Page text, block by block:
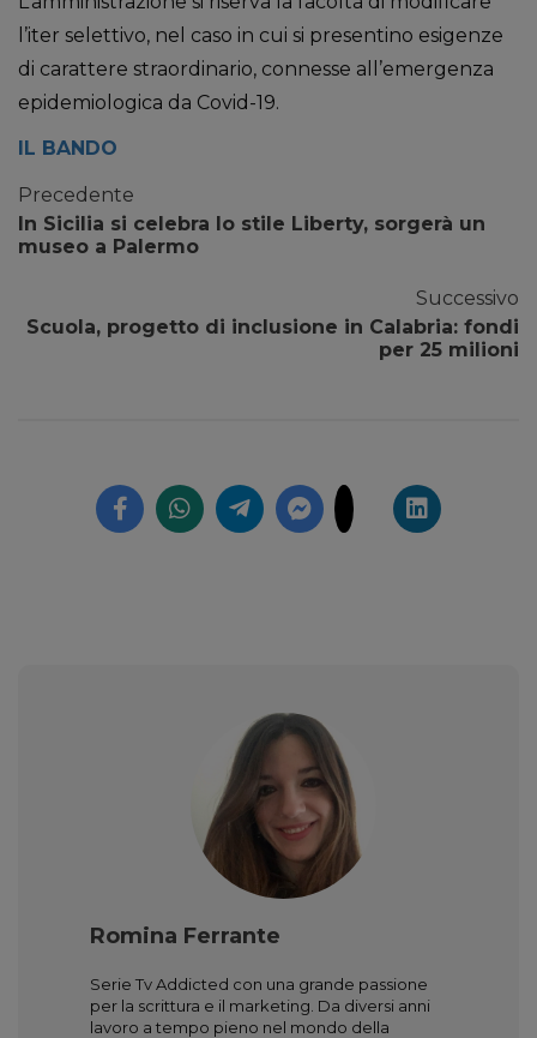
l’iter selettivo, nel caso in cui si presentino esigenze
di carattere straordinario, connesse all’emergenza
epidemiologica da Covid-19.
IL BANDO
Precedente
In Sicilia si celebra lo stile Liberty, sorgerà un
museo a Palermo
Successivo
Scuola, progetto di inclusione in Calabria: fondi
per 25 milioni
Romina Ferrante
Serie Tv Addicted con una grande passione
per la scrittura e il marketing. Da diversi anni
lavoro a tempo pieno nel mondo della